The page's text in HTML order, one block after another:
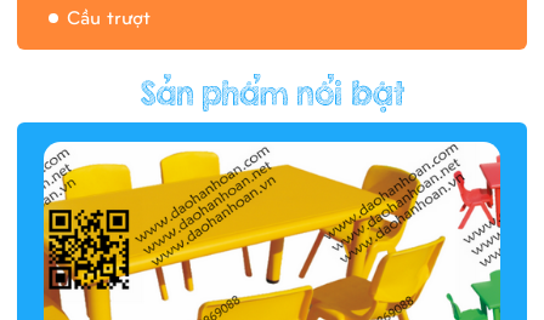
Cầu trượt
Hàng rào/nhà banh 9H5412